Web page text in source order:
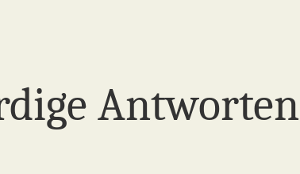
Antworten